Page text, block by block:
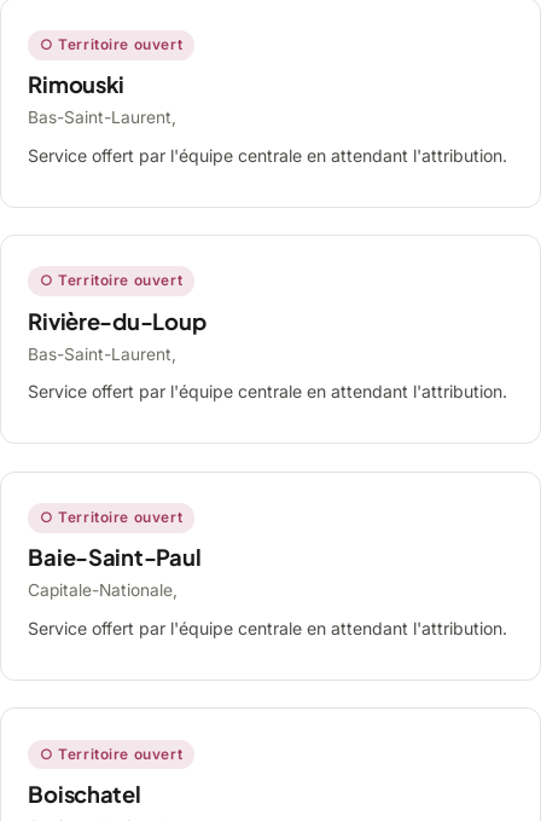
○ Territoire ouvert
Rimouski
Bas-Saint-Laurent,
Service offert par l'équipe centrale en attendant l'attribution.
○ Territoire ouvert
Rivière-du-Loup
Bas-Saint-Laurent,
Service offert par l'équipe centrale en attendant l'attribution.
○ Territoire ouvert
Baie-Saint-Paul
Capitale-Nationale,
Service offert par l'équipe centrale en attendant l'attribution.
○ Territoire ouvert
Boischatel